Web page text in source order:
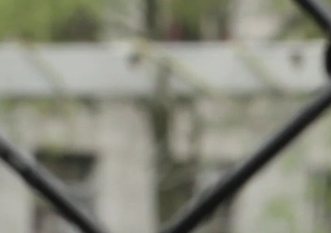
Turnier: Football
INFOS